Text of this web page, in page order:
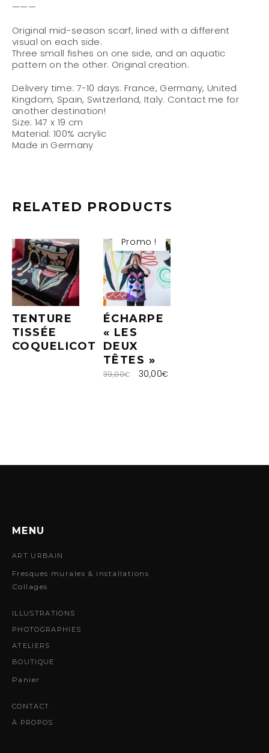
———
Original mid-season scarf, lined with a different
visual on each side.
Three small fishes on one side, and an aquatic
pattern on the other. Original creation.
Delivery time: 7-10 days. France, Germany, United
Kingdom, Spain, Switzerland, Italy. Contact me for
another destination!
Size: 147 x 19 cm
Material: 100% acrylic
Made in Germany
RELATED PRODUCTS
TENTURE
TISSÉE
COQUELICOT
Promo !
ÉCHARPE
« LES
DEUX
TÊTES »
39,00€ 30,00€
MENU
ART URBAIN
Fresques murales & installations
Collages
ILLUSTRATIONS
PHOTOGRAPHIES
ATELIERS
BOUTIQUE
Panier
CONTACT
À PROPOS